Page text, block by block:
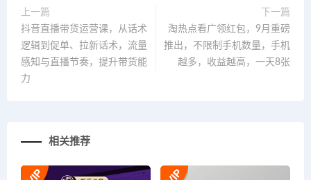
上一篇
抖音直播带货运营课，从话术
逻辑到促单、拉新话术，流量
感知与直播节奏，提升带货能
力
下一篇
淘热点看广领红包，9月重磅
推出，不限制手机数量，手机
越多，收益越高，一天8张
相关推荐